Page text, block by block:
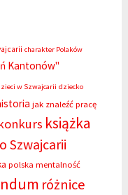
charakter Polaków
Kantonów"
w Szwajcarii dziecko
jak znaleźć pracę
książka
Szwajcarii
polska mentalność
różnice